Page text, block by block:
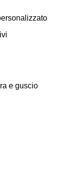
e guscio